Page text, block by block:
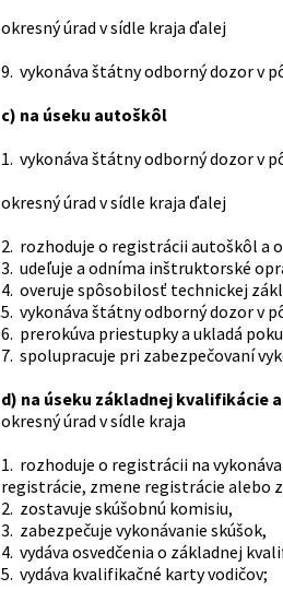
okresný úrad v sídle kraja ďalej
9. vykonáva štátny odborný dozor v
c) na úseku autoškôl
1. vykonáva štátny odborný dozor v
okresný úrad v sídle kraja ďalej
2. rozhoduje o registrácii autoškôl a
3. udeľuje a odníma inštruktorské
4. overuje spôsobilosť technickej
5. vykonáva štátny odborný dozor v
6. prerokúva priestupky a ukladá
7. spolupracuje pri zabezpečovaní
d) na úseku základnej kvalifikácie
okresný úrad v sídle kraja
1. rozhoduje o registrácii na
registrácie, zmene registrácie alebo
2. zostavuje skúšobnú komisiu,
3. zabezpečuje vykonávanie skúšok,
4. vydáva osvedčenia o základnej
5. vydáva kvalifikačné karty vodičov;